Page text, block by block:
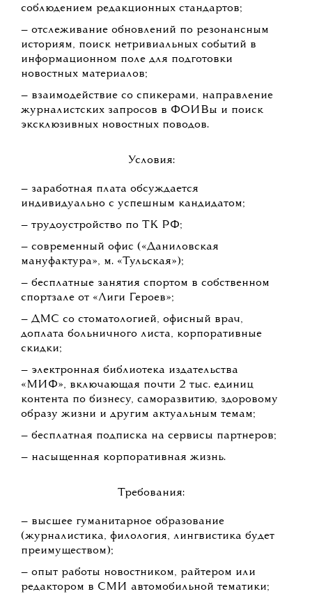
соблюдением редакционных стандартов;
— отслеживание обновлений по резонансным
историям, поиск нетривиальных событий в
информационном поле для подготовки
новостных материалов;
— взаимодействие со спикерами, направление
журналистских запросов в ФОИВы и поиск
эксклюзивных новостных поводов.
Условия:
— заработная плата обсуждается
индивидуально с успешным кандидатом;
— трудоустройство по ТК РФ;
— современный офис («Даниловская
мануфактура», м. «Тульская»);
— бесплатные занятия спортом в собственном
спортзале от «Лиги Героев»;
— ДМС со стоматологией, офисный врач,
доплата больничного листа, корпоративные
скидки;
— электронная библиотека издательства
«МИФ», включающая почти 2 тыс. единиц
контента по бизнесу, саморазвитию, здоровому
образу жизни и другим актуальным темам;
— бесплатная подписка на сервисы партнеров;
— насыщенная корпоративная жизнь.
Требования:
— высшее гуманитарное образование
(журналистика, филология, лингвистика будет
преимуществом);
— опыт работы новостником, райтером или
редактором в СМИ автомобильной тематики;